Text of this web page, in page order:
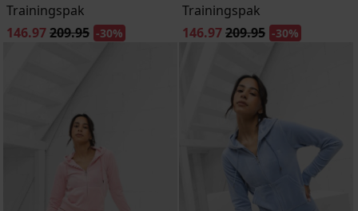
Trainingspak
146.97209.95 -30%
Trainingspak
146.97209.95 -30%